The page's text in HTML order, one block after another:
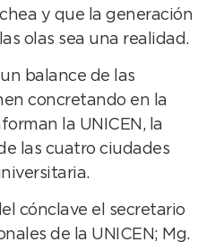
y que la generación
olas sea una realidad.
balance de las
concretando en la
la UNICEN, la
las cuatro ciudades
cónclave el secretario
de la UNICEN; Mg.